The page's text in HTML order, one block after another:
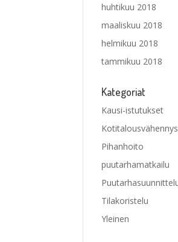
huhtikuu 2018
maaliskuu 2018
helmikuu 2018
tammikuu 2018
Kategoriat
Kausi-istutukset
Kotitalousvähennys
Pihanhoito
puutarhamatkailu
Tilakoristelu
Yleinen